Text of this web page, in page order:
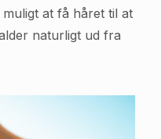
at få håret til at
naturligt ud fra